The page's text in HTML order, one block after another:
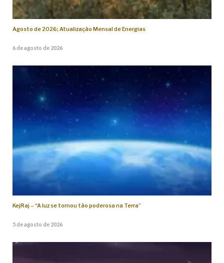
Agosto de 2026; Atualização Mensal de Energias
6 de agosto de 2026
KejRaj – “A luz se tornou tão poderosa na Terra”
5 de agosto de 2026